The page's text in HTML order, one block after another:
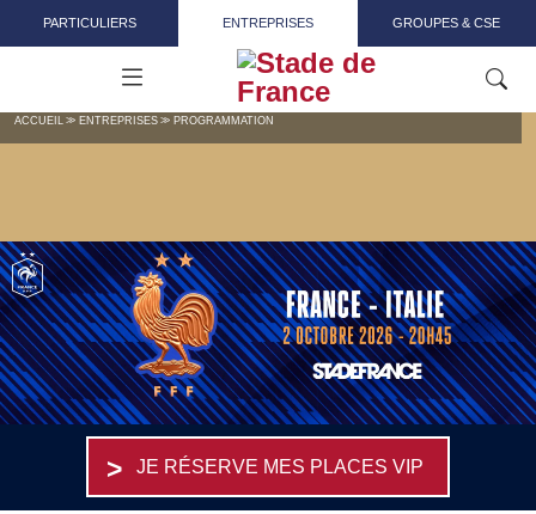
PARTICULIERS ENTREPRISES GROUPES & CSE
ACCUEIL ENTREPRISES PROGRAMMATION
JE RÉSERVE MES PLACES VIP